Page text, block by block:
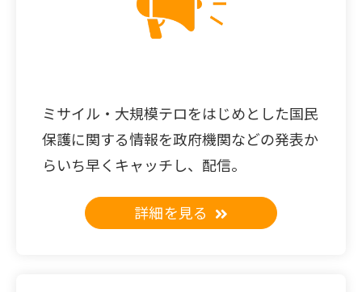
ミサイル・大規模テロをはじめとした国民
保護に関する情報を政府機関などの発表か
らいち早くキャッチし、配信。
詳細を見る